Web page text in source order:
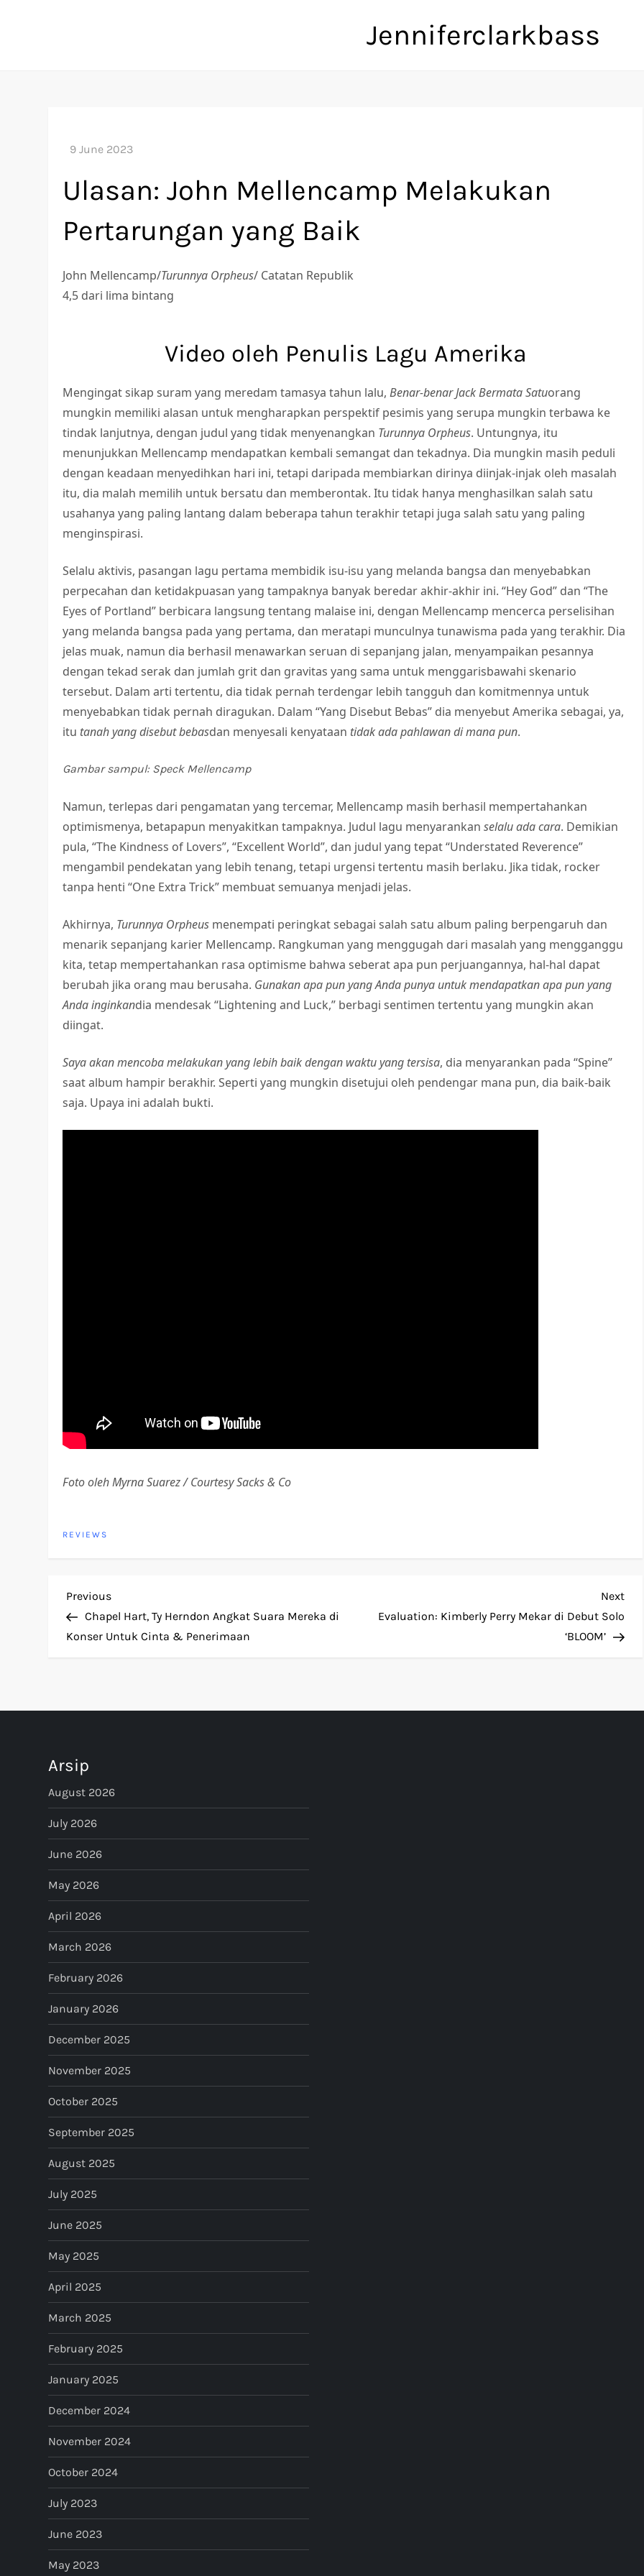
Jenniferclarkbass
Ulasan: John Mellencamp Melakukan
Pertarungan yang Baik
John Mellencamp/Turunnya Orpheus/ Catatan Republik
4,5 dari lima bintang
Video oleh Penulis Lagu Amerika
Mengingat sikap suram yang meredam tamasya tahun lalu,Benar-benar Jack Bermata Satuorang
mungkin memiliki alasan untuk mengharapkan perspektif pesimis yang serupa mungkin terbawa ke
tindak lanjutnya, dengan judul yang tidak menyenangkan Turunnya Orpheus. Untungnya, itu
menunjukkan Mellencamp mendapatkan kembali semangat dan tekadnya. Dia mungkin masih peduli
dengan keadaan menyedihkan hari ini, tetapi daripada membiarkan dirinya diinjak-injak oleh masalah
itu, dia malah memilih untuk bersatu dan memberontak. Itu tidak hanya menghasilkan salah satu
usahanya yang paling lantang dalam beberapa tahun terakhir tetapi juga salah satu yang paling
menginspirasi.
Selalu aktivis, pasangan lagu pertama membidik isu-isu yang melanda bangsa dan menyebabkan
perpecahan dan ketidakpuasan yang tampaknya banyak beredar akhir-akhir ini. “Hey God” dan “The
Eyes of Portland” berbicara langsung tentang malaise ini, dengan Mellencamp mencerca perselisihan
yang melanda bangsa pada yang pertama, dan meratapi munculnya tunawisma pada yang terakhir. Dia
jelas muak, namun dia berhasil menawarkan seruan di sepanjang jalan, menyampaikan pesannya
dengan tekad serak dan jumlah grit dan gravitas yang sama untuk menggarisbawahi skenario
tersebut. Dalam arti tertentu, dia tidak pernah terdengar lebih tangguh dan komitmennya untuk
menyebabkan tidak pernah diragukan. Dalam “Yang Disebut Bebas” dia menyebut Amerika sebagai, ya,
itu tanah yang disebut bebasdan menyesali kenyataan tidak ada pahlawan di mana pun.
Gambar sampul: Speck Mellencamp
Namun, terlepas dari pengamatan yang tercemar, Mellencamp masih berhasil mempertahankan
optimismenya, betapapun menyakitkan tampaknya. Judul lagu menyarankan selalu ada cara. Demikian
pula, “The Kindness of Lovers”, “Excellent World”, dan judul yang tepat “Understated Reverence”
mengambil pendekatan yang lebih tenang, tetapi urgensi tertentu masih berlaku. Jika tidak, rocker
tanpa henti “One Extra Trick” membuat semuanya menjadi jelas.
Akhirnya, Turunnya Orpheus menempati peringkat sebagai salah satu album paling berpengaruh dan
menarik sepanjang karier Mellencamp. Rangkuman yang menggugah dari masalah yang mengganggu
kita, tetap mempertahankan rasa optimisme bahwa seberat apa pun perjuangannya, hal-hal dapat
berubah jika orang mau berusaha. Gunakan apa pun yang Anda punya untuk mendapatkan apa pun yang
Anda inginkandia mendesak “Lightening and Luck,” berbagi sentimen tertentu yang mungkin akan
diingat.
Saya akan mencoba melakukan yang lebih baik dengan waktu yang tersisa, dia menyarankan pada “Spine”
saat album hampir berakhir. Seperti yang mungkin disetujui oleh pendengar mana pun, dia baik-baik
saja. Upaya ini adalah bukti.
Foto oleh Myrna Suarez / Courtesy Sacks & Co
REVIEWS
P
o
t
a
v
i
g
a
t
i
o
n
Previous
Post
Previous
Chapel Hart, Ty Herndon Angkat Suara Mereka di
Konser Untuk Cinta & Penerimaan
Next
Evaluation: Kimberly Perry Mekar di Debut Solo
‘BLOOM’
Arsip
August 2026
July 2026
June 2026
May 2026
April 2026
March 2026
February 2026
January 2026
December 2025
November 2025
October 2025
September 2025
August 2025
July 2025
June 2025
May 2025
April 2025
March 2025
February 2025
January 2025
December 2024
November 2024
October 2024
July 2023
June 2023
May 2023